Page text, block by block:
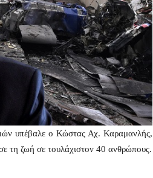
υπέβαλε ο Κώστας Αχ. Καραμανλής,
τη ζωή σε τουλάχιστον 40 ανθρώπους.